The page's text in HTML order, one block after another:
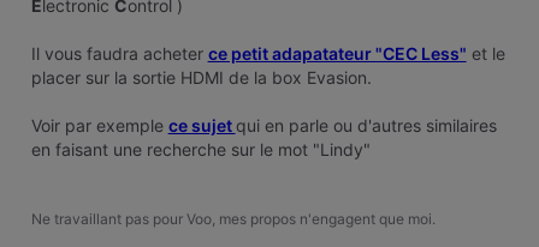
Electronic Control )
Il vous faudra acheter ce petit adapatateur "CEC Less" et le
placer sur la sortie HDMI de la box Evasion.
Voir par exemple ce sujet qui en parle ou d'autres similaires
en faisant une recherche sur le mot "Lindy"
Ne travaillant pas pour Voo, mes propos n'engagent que moi.